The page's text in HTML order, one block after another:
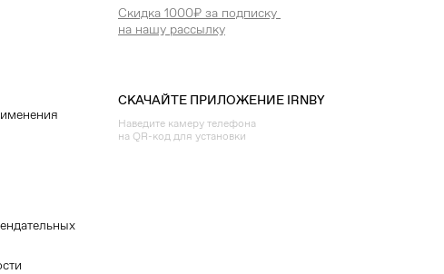
Скидка 1000₽ за подписку
на нашу рассылку
СКАЧАЙТЕ ПРИЛОЖЕНИЕ IRNBY
Наведите камеру телефона
на QR-код для установки